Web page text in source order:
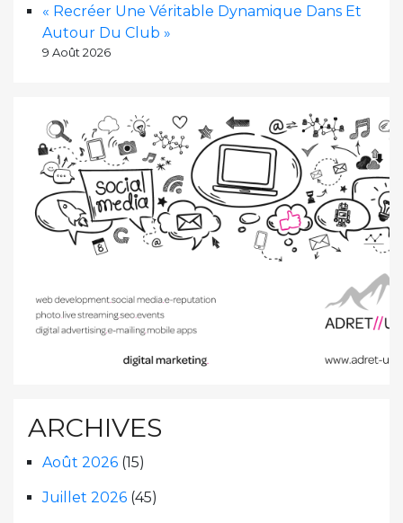
« Recréer Une Véritable Dynamique Dans Et
Autour Du Club »
9 Août 2026
ARCHIVES
Août 2026 (15)
Juillet 2026 (45)